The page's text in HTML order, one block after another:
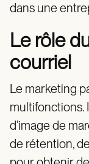
dans une
Le rôle
courriel
Le marketing
multifonctions.
d’image de
de rétention,